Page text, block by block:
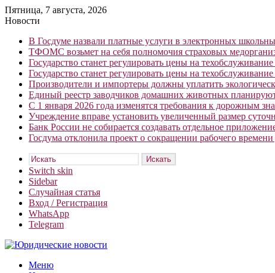
Пятница, 7 августа, 2026
Новости
В Госдуме назвали платные услуги в электронных
ТФОМС возьмет на себя полномочия страховых
Государство станет регулировать цены на
Государство станет регулировать цены на
Производители и импортеры должны уплатить
Единый реестр заводчиков домашних животных
С 1 января 2026 года изменятся требования к дорожным
Учреждение вправе установить увеличенный размер
Банк России не собирается создавать отдельное
Госдума отклонила проект о сокращении рабочего
Искать
Switch skin
Sidebar
Случайная статья
Вход / Регистрация
WhatsApp
Telegram
Меню